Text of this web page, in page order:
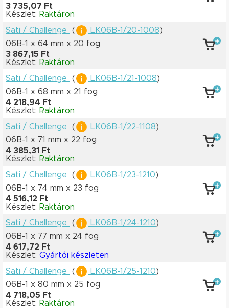
3 735,07 Ft
Készlet: Raktáron
Sati / Challenge
( LK06B-1/20-1008)
06B-1 x 64 mm x 20 fog
3 867,15 Ft
Készlet: Raktáron
Sati / Challenge
( LK06B-1/21-1008)
06B-1 x 68 mm x 21 fog
4 218,94 Ft
Készlet: Raktáron
Sati / Challenge
( LK06B-1/22-1108)
06B-1 x 71 mm x 22 fog
4 385,31 Ft
Készlet: Raktáron
Sati / Challenge
( LK06B-1/23-1210)
06B-1 x 74 mm x 23 fog
4 516,12 Ft
Készlet: Raktáron
Sati / Challenge
( LK06B-1/24-1210)
06B-1 x 77 mm x 24 fog
4 617,72 Ft
Készlet: Gyártói készleten
Sati / Challenge
( LK06B-1/25-1210)
06B-1 x 80 mm x 25 fog
4 718,05 Ft
Készlet: Raktáron